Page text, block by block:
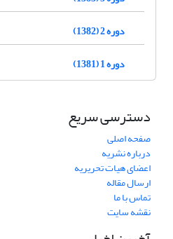
دوره 2 (1382)
دوره 1 (1381)
دسترسی سریع
صفحه اصلی
درباره نشریه
اعضای هیات تحریریه
ارسال مقاله
تماس با ما
نقشه سایت